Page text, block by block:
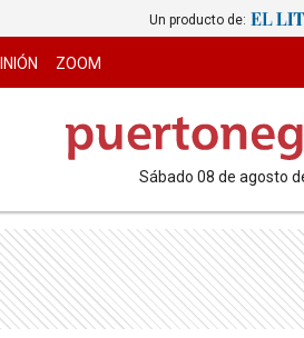
Un producto de:
ZOOM
sábado 08 de agosto